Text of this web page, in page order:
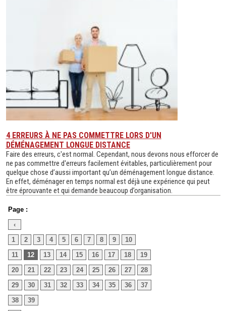
4 ERREURS À NE PAS COMMETTRE LORS D'UN
DÉMÉNAGEMENT LONGUE DISTANCE
Faire des erreurs, c'est normal. Cependant, nous devons nous efforcer de
ne pas commettre d'erreurs facilement évitables, particulièrement pour
quelque chose d’aussi important qu’un déménagement longue distance.
En effet, déménager en temps normal est déjà une expérience qui peut
être éprouvante et qui demande beaucoup d’organisation.
Page :
‹
1
2 3 4 5 6 7 8 9
10
11
12 13 14 15 16 17 18
19
20
21 22 23 24 25 26 27
28
29
30 31 32 33 34 35 36
37
38
39